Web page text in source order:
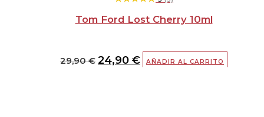
Tom Ford Lost Cherry 10ml
29,90€ 24,90 € AÑADIR AL CARRITO